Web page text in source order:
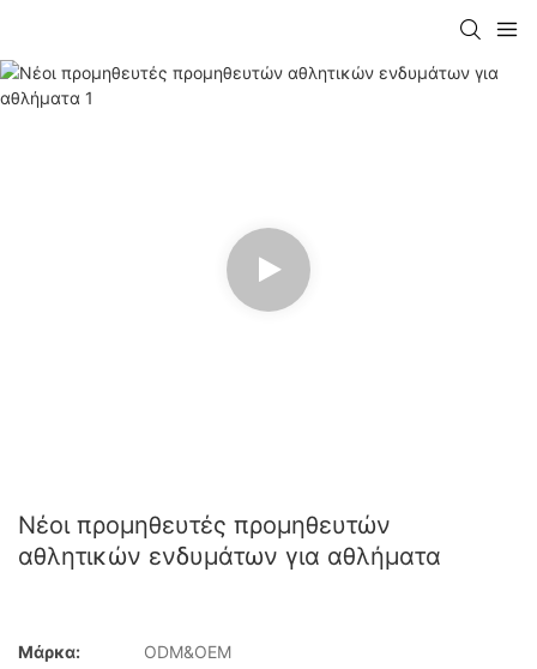
Νέοι προμηθευτές προμηθευτών
αθλητικών ενδυμάτων για αθλήματα
Μάρκα:
ODM&OEM